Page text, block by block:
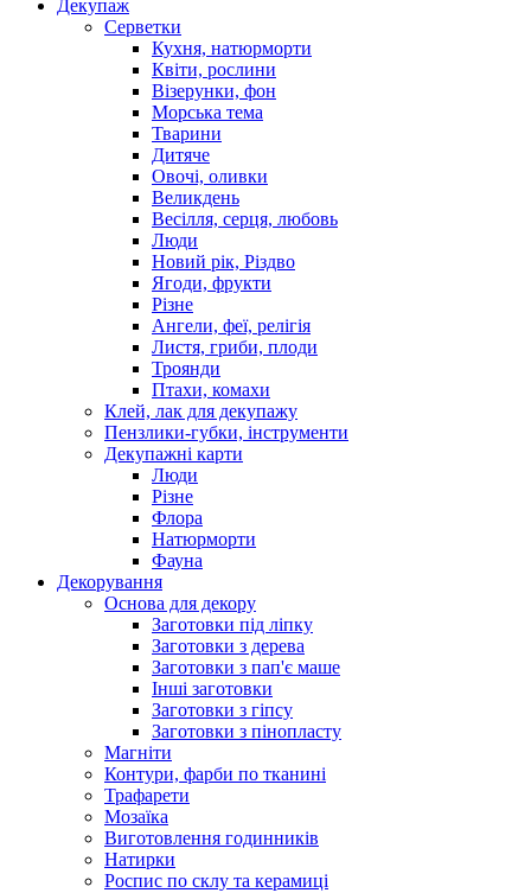
Декупаж
Серветки
Кухня, натюрморти
Квіти, рослини
Візерунки, фон
Морська тема
Тварини
Дитяче
Овочі, оливки
Великдень
Весілля, серця, любовь
Люди
Новий рік, Різдво
Ягоди, фрукти
Різне
Ангели, феї, релігія
Листя, гриби, плоди
Троянди
Птахи, комахи
Клей, лак для декупажу
Пензлики-губки, інструменти
Декупажні карти
Люди
Різне
Флора
Натюрморти
Фауна
Декорування
Основа для декору
Заготовки під ліпку
Заготовки з дерева
Заготовки з пап'є маше
Інші заготовки
Заготовки з гіпсу
Заготовки з пінопласту
Магніти
Контури, фарби по тканині
Трафарети
Мозаїка
Виготовлення годинників
Натирки
Роспис по склу та керамиці